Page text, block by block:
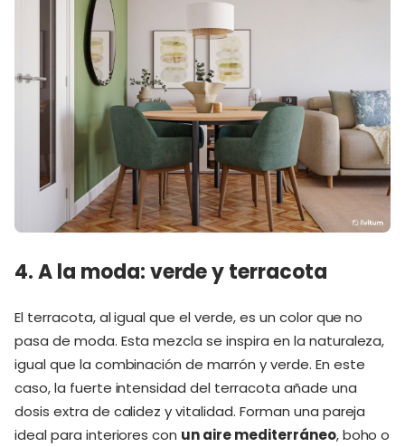
4. A la moda: verde y terracota
El terracota, al igual que el verde, es un color que no
pasa de moda. Esta mezcla se inspira en la naturaleza,
igual que la combinación de marrón y verde. En este
caso, la fuerte intensidad del terracota añade una
dosis extra de calidez y vitalidad. Forman una pareja
ideal para interiores con un aire mediterráneo, boho o